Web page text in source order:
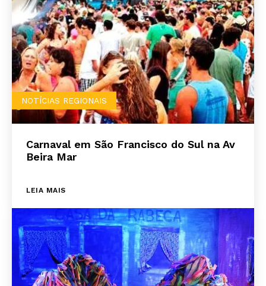
NOTÍCIAS REGIONAIS
Carnaval em São Francisco do Sul na Av
Beira Mar
LEIA MAIS